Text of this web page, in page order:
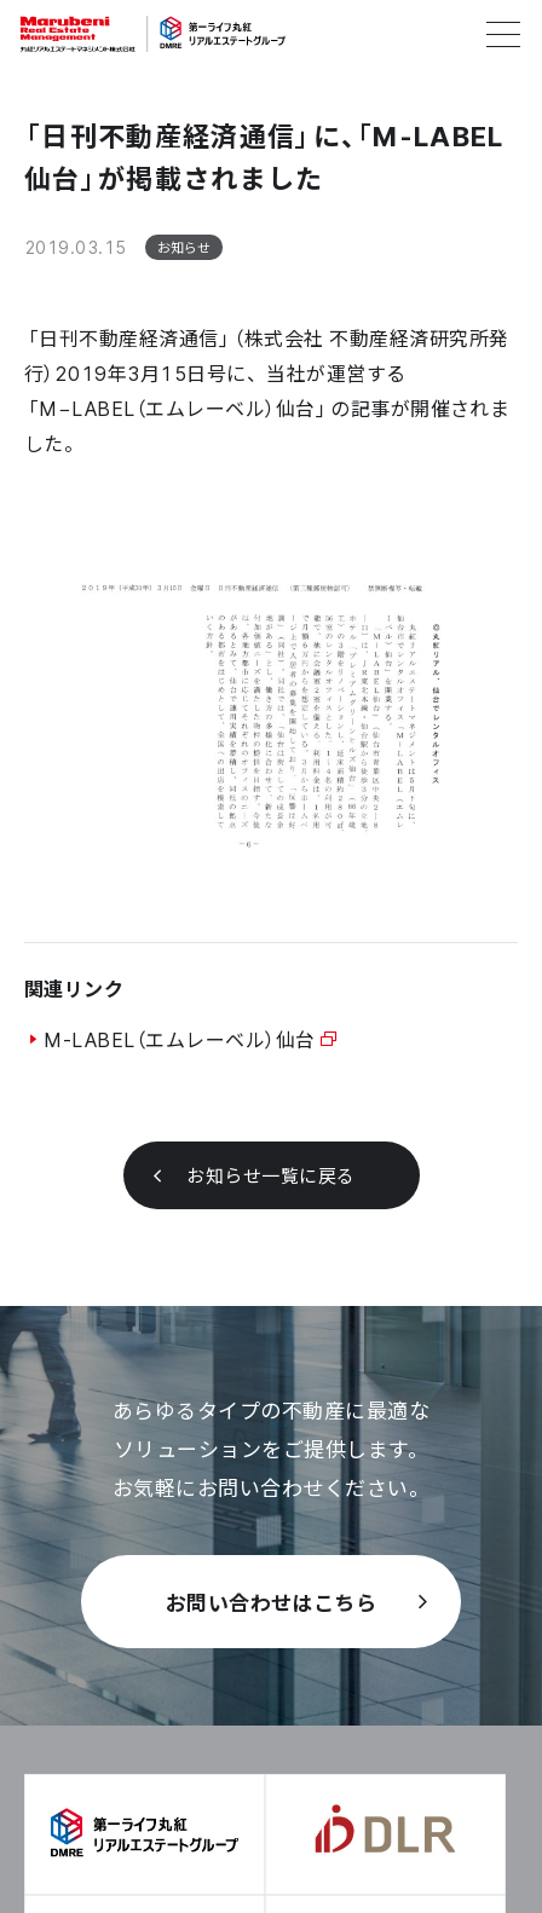
「日刊不動産経済通信」に、「M-LABEL
仙台」が掲載されました
2019.03.15 お知らせ
「日刊不動産経済通信」（株式会社 不動産経済研究所発
行）2019年3月15日号に、当社が運営する
「M−LABEL（エムレーベル）仙台」の記事が開催されま
した。
関連リンク
M-LABEL（エムレーベル）仙台
お知らせ一覧に戻る
あらゆるタイプの不動産に最適な
ソリューションをご提供します。
お気軽にお問い合わせください。
お問い合わせはこちら